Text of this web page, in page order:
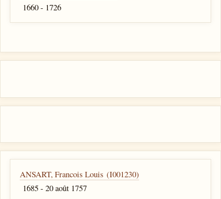
1660 - 1726
ANSART, Francois Louis (I001230)
1685 - 20 août 1757